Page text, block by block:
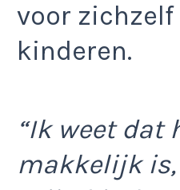
voor
kinderen.
“Ik weet dat
makkelijk